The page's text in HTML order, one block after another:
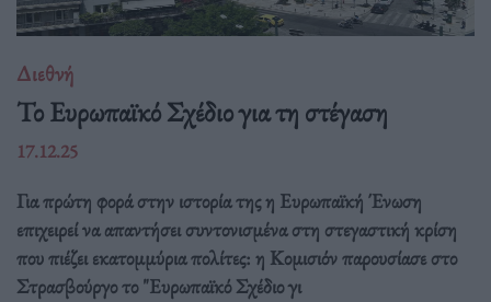
Διεθνή
Το Ευρωπαϊκό Σχέδιο για τη στέγαση
17.12.25
Για πρώτη φορά στην ιστορία της η Ευρωπαϊκή Ένωση
επιχειρεί να απαντήσει συντονισμένα στη στεγαστική κρίση
που πιέζει εκατομμύρια πολίτες: η Κομισιόν παρουσίασε στο
Στρασβούργο το "Ευρωπαϊκό Σχέδιο γι